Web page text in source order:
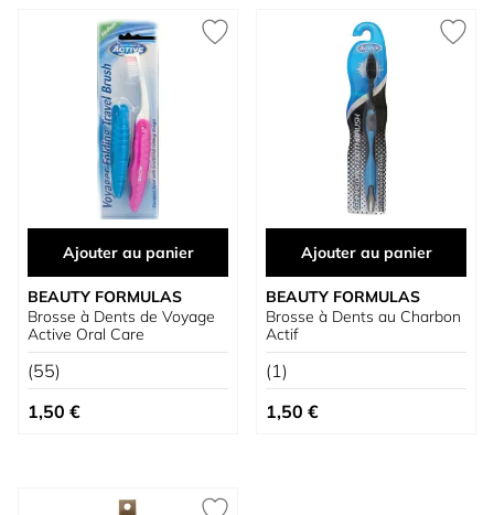
Ajouter au panier
BEAUTY FORMULAS
Brosse à Dents de Voyage
Active Oral Care
(55)
1,50 €
Ajouter au panier
BEAUTY FORMULAS
Brosse à Dents au Charbon
Actif
(1)
1,50 €